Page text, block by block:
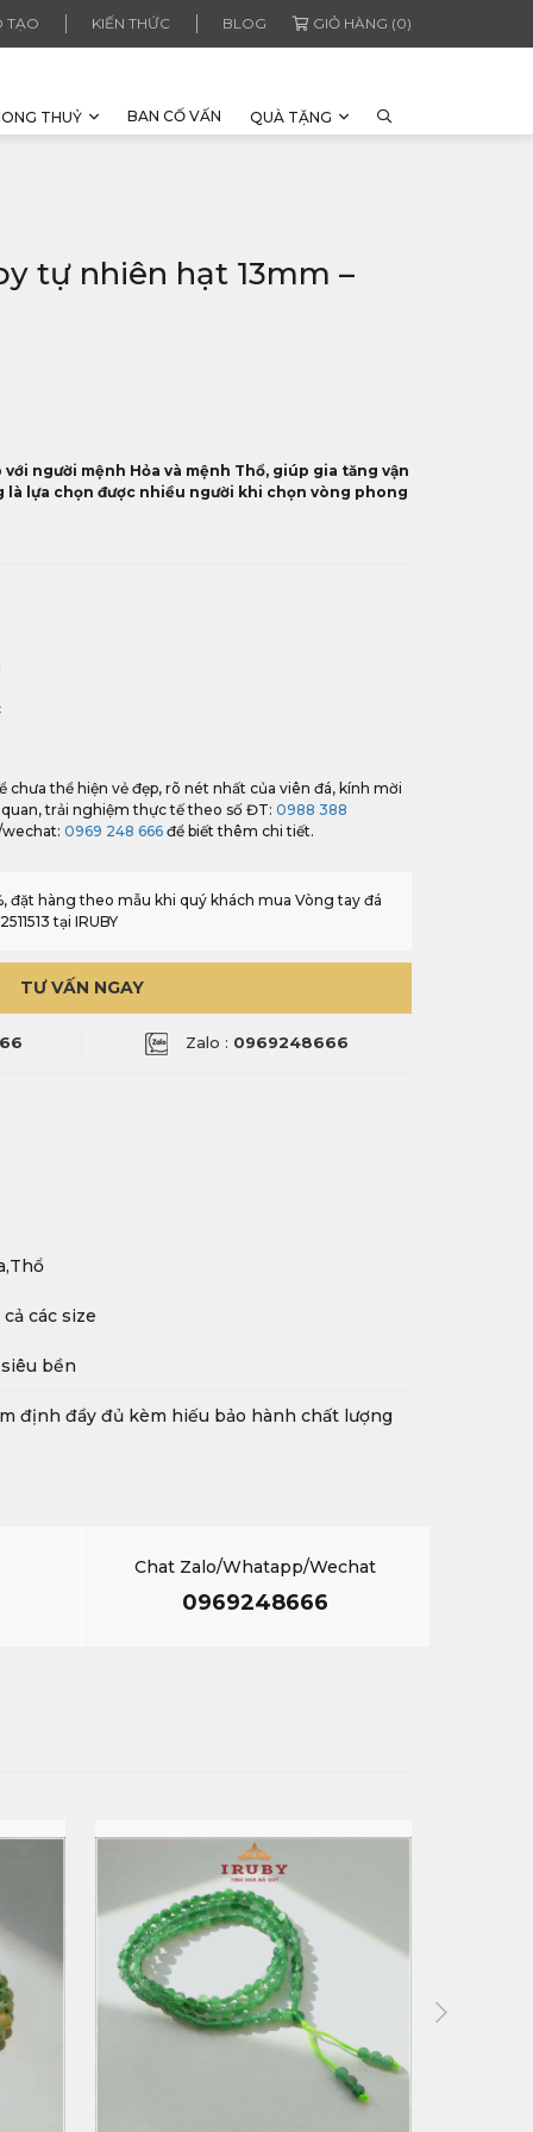
TẠO KIẾN THỨC BLOG GIỎ HÀNG (0)
THUỶ BAN CỐ VẤN QUÀ TẶNG
tự nhiên hạt 13mm –
người mệnh Hỏa và mệnh Thổ, giúp gia tăng vận
là lựa chọn được nhiều người khi chọn vòng phong
thể hiện vẻ đẹp, rõ nét nhất của viên đá, kính mời
trải nghiệm thực tế theo số ĐT: 0988 388
0969 248 666 để biết thêm chi tiết.
đặt hàng theo mẫu khi quý khách mua Vòng tay đá
tại IRUBY
TƯ VẤN NGAY
Zalo : 0969248666
cả các size
bền
định đầy đủ kèm hiếu bảo hành chất lượng
Chat Zalo/Whatapp/Wechat
0969248666